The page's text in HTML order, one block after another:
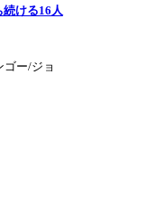
ける16人
ー/ジョ